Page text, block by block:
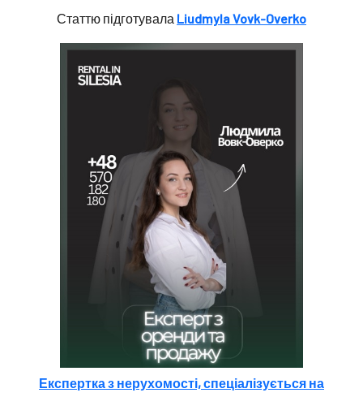
Статтю підготувала Liudmyla Vovk-Overko
Експертка з нерухомості, спеціалізується на